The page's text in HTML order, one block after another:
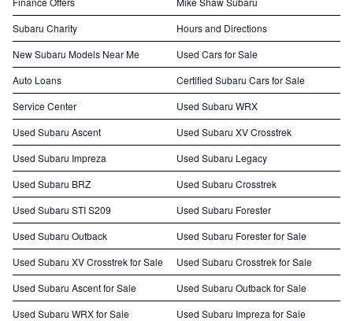
Subaru Charity
Hours and Directions
New Subaru Models Near Me
Used Cars for Sale
Auto Loans
Certified Subaru Cars for Sale
Service Center
Used Subaru WRX
Used Subaru Ascent
Used Subaru XV Crosstrek
Used Subaru Impreza
Used Subaru Legacy
Used Subaru BRZ
Used Subaru Crosstrek
Used Subaru STI S209
Used Subaru Forester
Used Subaru Outback
Used Subaru Forester for Sale
Used Subaru XV Crosstrek for Sale
Used Subaru Crosstrek for Sale
Used Subaru Ascent for Sale
Used Subaru Outback for Sale
Used Subaru WRX for Sale
Used Subaru Impreza for Sale